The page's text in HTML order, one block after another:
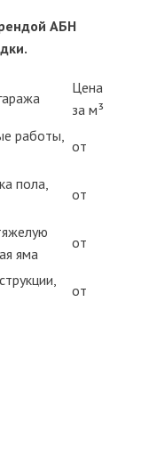
АБН
Цена
за м³
работы,
от
пола,
от
яма
от
от